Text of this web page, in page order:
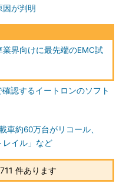
因が判明
界向けに最先端のEMC試
認するイートロンのソフト
車約60万台がリコール、
レイル」など
件あります